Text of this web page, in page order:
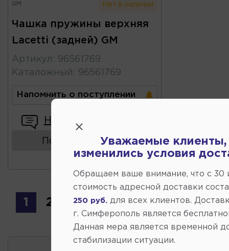
GM Нет в наличии
Чашка пружины верхняя
Lacetti (задней) GM
Артикул : 96561769
Каталожный : 96561769
Напомнить о поступлении
Написать отзыв
Показать аналоги
1 2
Уважаемые клиенты,
изменились условия
Обращаем ваше внимание, что c 30
стоимость адресной доставки
250 руб.
для всех клиентов.
г. Симферополь является
Данная мера является временной
стабилизации ситуации.